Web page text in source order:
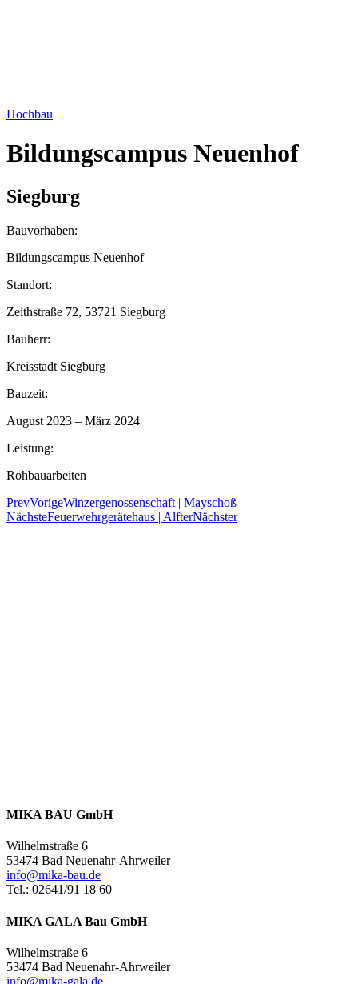
Hochbau
Bildungscampus Neuenhof
Siegburg
Bauvorhaben:
Bildungscampus Neuenhof
Standort:
Zeithstraße 72, 53721 Siegburg
Bauherr:
Kreisstadt Siegburg
Bauzeit:
August 2023 – März 2024
Leistung:
Rohbauarbeiten
PrevVorigeWinzergenossenschaft | Mayschoß
NächsteFeuerwehrgerätehaus | AlfterNächster
MIKA BAU GmbH
Wilhelmstraße 6
53474 Bad Neuenahr-Ahrweiler
info@mika-bau.de
Tel.: 02641/91 18 60
MIKA GALA Bau GmbH
Wilhelmstraße 6
53474 Bad Neuenahr-Ahrweiler
info@mika-gala.de